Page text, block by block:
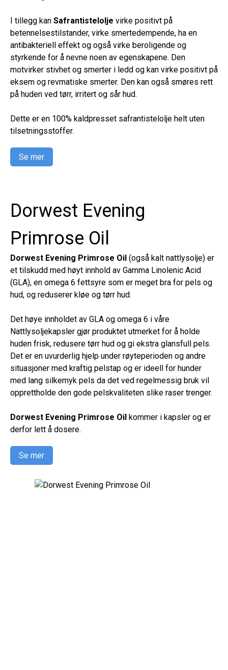
I tillegg kan Safrantistelolje virke positivt på
betennelsestilstander, virke smertedempende, ha en
antibakteriell effekt og også virke beroligende og
styrkende for å nevne noen av egenskapene. Den
motvirker stivhet og smerter i ledd og kan virke positivt på
eksem og revmatiske smerter. Den kan også smøres rett
på huden ved tørr, irritert og sår hud.
Dette er en 100% kaldpresset safrantistelolje helt uten
tilsetningsstoffer.
Se mer
Dorwest Evening
Primrose Oil
Dorwest Evening Primrose Oil (også kalt nattlysolje) er
et tilskudd med høyt innhold av Gamma Linolenic Acid
(GLA), en omega 6 fettsyre som er meget bra for pels og
hud, og reduserer kløe og tørr hud.
Det høye innholdet av GLA og omega 6 i våre
Nattlysoljekapsler gjør produktet utmerket for å holde
huden frisk, redusere tørr hud og gi ekstra glansfull pels.
Det er en uvurderlig hjelp under røyteperioden og andre
situasjoner med kraftig pelstap og er ideell for hunder
med lang silkemyk pels da det ved regelmessig bruk vil
opprettholde den gode pelskvaliteten slike raser trenger.
Dorwest Evening Primrose Oil kommer i kapsler og er
derfor lett å dosere.
Se mer